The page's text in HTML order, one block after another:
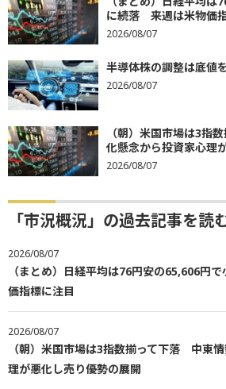
に続落 来週は米物価
2026/08/07
半導体株の調整は底値
2026/08/07
（朝）米国市場は3指
化懸念から投資家心理
2026/08/07
「市況概況」の過去記事を読
2026/08/07
（まとめ）日経平均は76円安の65,606円
価指標に注目
2026/08/07
（朝）米国市場は3指数揃って下落 中東
理が悪化し売り優勢の展開